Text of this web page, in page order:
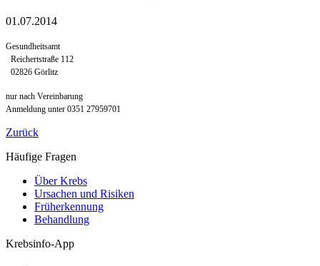
01.07.2014
Gesundheitsamt
Reichertstraße 112
02826 Görlitz
nur nach Vereinbarung
Anmeldung unter 0351 27959701
Zurück
Häufige Fragen
Über Krebs
Ursachen und Risiken
Früherkennung
Behandlung
Krebsinfo-App